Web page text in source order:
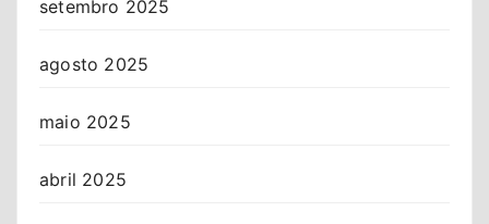
setembro 2025
agosto 2025
maio 2025
abril 2025